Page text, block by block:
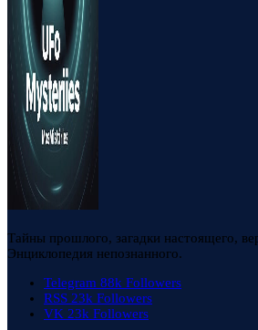
Тайны прошлого, загадки настоящего,
Энциклопедия непознанного.
Telegram 88k Followers
RSS 23k Followers
VK 23k Followers